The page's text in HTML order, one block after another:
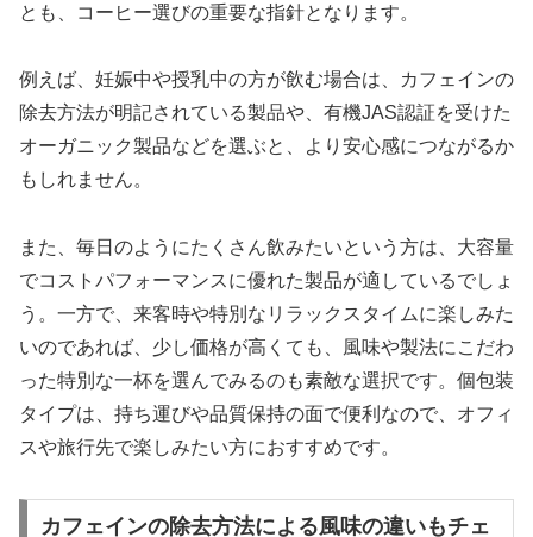
とも、コーヒー選びの重要な指針となります。
例えば、妊娠中や授乳中の方が飲む場合は、カフェインの
除去方法が明記されている製品や、有機JAS認証を受けた
オーガニック製品などを選ぶと、より安心感につながるか
もしれません。
また、毎日のようにたくさん飲みたいという方は、大容量
でコストパフォーマンスに優れた製品が適しているでしょ
う。一方で、来客時や特別なリラックスタイムに楽しみた
いのであれば、少し価格が高くても、風味や製法にこだわ
った特別な一杯を選んでみるのも素敵な選択です。個包装
タイプは、持ち運びや品質保持の面で便利なので、オフィ
スや旅行先で楽しみたい方におすすめです。
カフェインの除去方法による風味の違いもチェ